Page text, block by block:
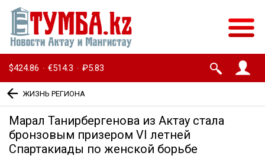
$424.86 · €514.3 · ₽5.83
ЖИЗНЬ РЕГИОНА
Марал Танирбергенова из Актау стала
бронзовым призером VI летней
Спартакиады по женской борьбе